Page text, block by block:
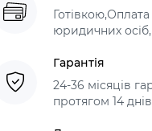
юридичних
Гарантія
24-36 місяців
протягом 14 днів